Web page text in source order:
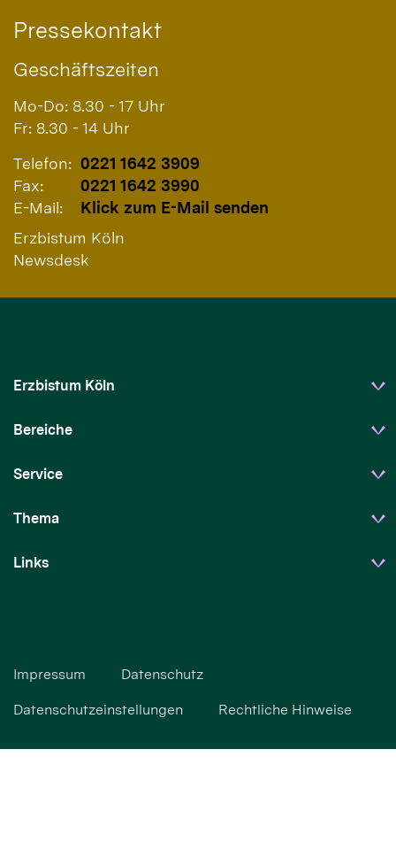
Pressekontakt
Geschäftszeiten
Mo-Do: 8.30 - 17 Uhr
Fr: 8.30 - 14 Uhr
Telefon: 0221 1642 3909
Fax:
0221 1642 3990
E-Mail:
Klick zum E-Mail senden
Erzbistum Köln
Newsdesk
Erzbistum Köln
Bereiche
Service
Thema
Links
Impressum Datenschutz
Datenschutzeinstellungen Rechtliche Hinweise